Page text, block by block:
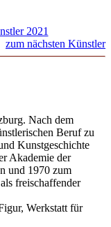
2021
zum nächsten Künstler
Nach dem
Beruf zu
Kunstgeschichte
Akademie der
und 1970 zum
freischaffender
Werkstatt für